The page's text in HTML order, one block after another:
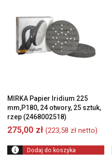
MIRKA Papier Iridium 225
mm,P180, 24 otwory, 25 sztuk,
rzep (2468002518)
275,00 zł (223,58 zł netto)
Dodaj do koszyka